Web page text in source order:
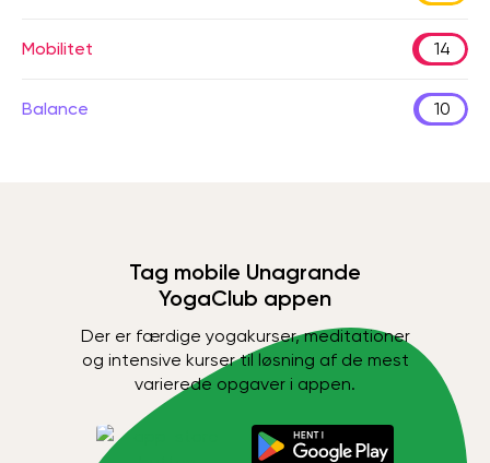
Mobilitet 14
Balance 10
Tag mobile Unagrande
YogaClub appen
Der er færdige yogakurser, meditationer
og intensive kurser til løsning af de mest
varierede opgaver i appen.